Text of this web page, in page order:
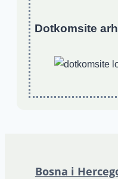
Dotkomsite a
Bosna i